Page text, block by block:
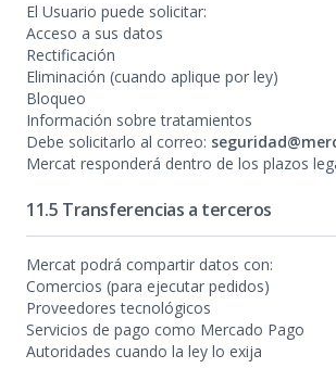
El Usuario puede solicitar:
Acceso a sus datos
Rectificación
Eliminación (cuando aplique por ley)
Bloqueo
Información sobre tratamientos
Debe solicitarlo al correo:
Mercat responderá dentro de los plazos
11.5 Transferencias a terceros
Mercat podrá compartir datos con:
Comercios (para ejecutar pedidos)
Proveedores tecnológicos
Servicios de pago como Mercado Pago
Autoridades cuando la ley lo exija